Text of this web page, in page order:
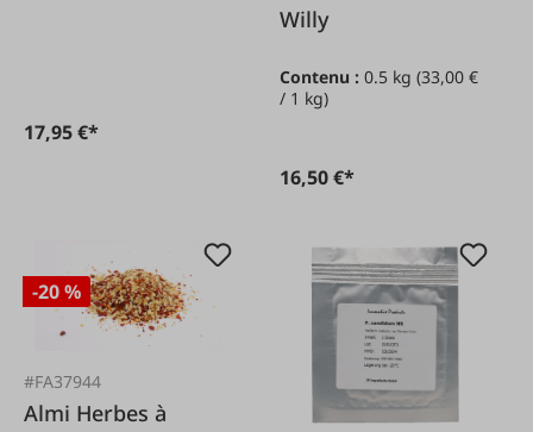
17,95 €*
Willy
Contenu :0.5 kg(33,00 €
/ 1 kg)
16,50 €*
-20 %
#FA37944
Almi Herbes à